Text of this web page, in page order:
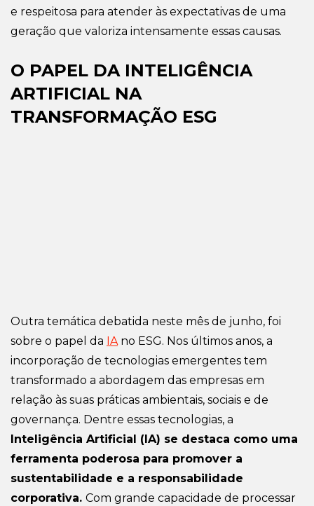
e respeitosa para atender às expectativas de uma
geração que valoriza intensamente essas causas.
O PAPEL DA INTELIGÊNCIA
ARTIFICIAL NA
TRANSFORMAÇÃO ESG
Outra temática debatida neste mês de junho, foi
sobre o papel da IAno ESG. Nos últimos anos, a
incorporação de tecnologias emergentes tem
transformado a abordagem das empresas em
relação às suas práticas ambientais, sociais e de
governança. Dentre essas tecnologias, a
Inteligência Artificial (IA) se destaca como uma
ferramenta poderosa para promover a
sustentabilidade e a responsabilidade
corporativa. Com grande capacidade de processar